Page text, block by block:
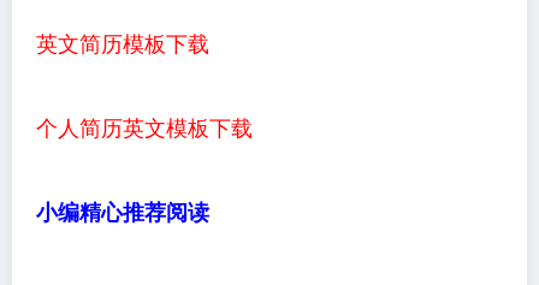
英文简历模板下载
个人简历英文模板下载
小编精心推荐阅读